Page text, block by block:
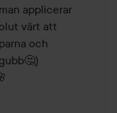
applicerar
värt att
och